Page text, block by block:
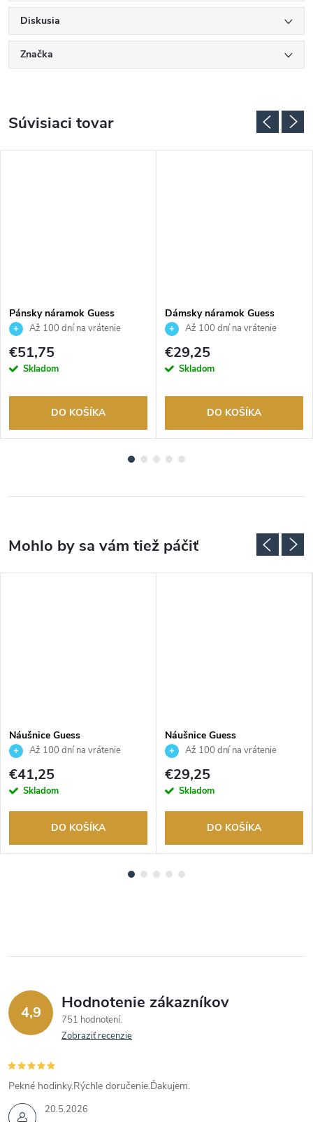
Diskusia
Značka
Súvisiaci tovar
Pánsky náramok Guess
JUMB06034JWYGS
Až 100 dní na vrátenie
tovaru. Autorizovaný predajca.
€51,75
Skladom
DO KOŠÍKA
Dámsky náramok Guess
JUBB06246JWYGS
Až 100 dní na vrátenie
tovaru. Autorizovaný predajca.
€29,25
Skladom
DO KOŠÍKA
Náušnice Guess
JUBE04608JWRHT
Až 100 dní na vrátenie
tovaru. Autorizovaný predajca.
€41,25
Skladom
DO KOŠÍKA
Náušnice Guess
JUBE06281JWYGT
Až 100 dní na vrátenie
tovaru. Autorizovaný predajca.
€29,25
Skladom
DO KOŠÍKA
4,9 Hodnotenie zákazníkov
751 hodnotení
Zobraziť recenzie
20.5.2026
Pekné hodinky.Rýchle doručenie.Ďakujem.